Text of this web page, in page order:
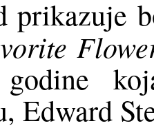
prikazuje
Edward